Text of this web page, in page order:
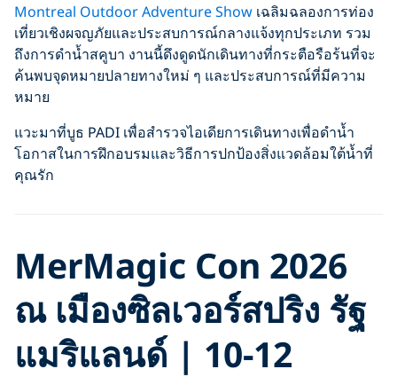
Montreal Outdoor Adventure Show เฉลิมฉลองการท่อง
เที่ยวเชิงผจญภัยและประสบการณ์กลางแจ้งทุกประเภท รวม
ถึงการดำน้ำสคูบา งานนี้ดึงดูดนักเดินทางที่กระตือรือร้นที่จะ
ค้นพบจุดหมายปลายทางใหม่ ๆ และประสบการณ์ที่มีความ
หมาย
แวะมาที่บูธ PADI เพื่อสำรวจไอเดียการเดินทางเพื่อดำน้ำ
โอกาสในการฝึกอบรมและวิธีการปกป้องสิ่งแวดล้อมใต้น้ำที่
คุณรัก
MerMagic Con 2026
ณ เมืองซิลเวอร์สปริง รัฐ
แมริแลนด์ | 10-12